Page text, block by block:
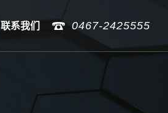
联系我们 0467-2425555